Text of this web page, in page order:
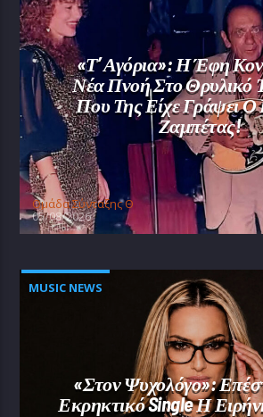
«Τ’ Αγόρια»: Η Έφη
Νέα Πνοή Στο Θρυλικό
Που Της Είχε Γράψει Ο
Ζαμπέτας!
Oμάδα Σύνταξης Θ
05/08/2026
MUSIC NEWS
«Στον Ψυχολόγο»:
Εκρηκτικό Single Η